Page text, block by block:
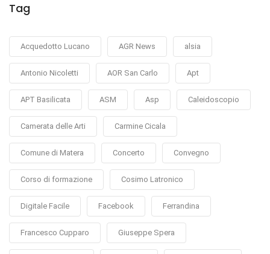
Tag
Acquedotto Lucano AGR News alsia
Antonio Nicoletti AOR San Carlo Apt
APT Basilicata ASM Asp Caleidoscopio
Camerata delle Arti Carmine Cicala
Comune di Matera Concerto Convegno
Corso di formazione Cosimo Latronico
Digitale Facile Facebook Ferrandina
Francesco Cupparo Giuseppe Spera